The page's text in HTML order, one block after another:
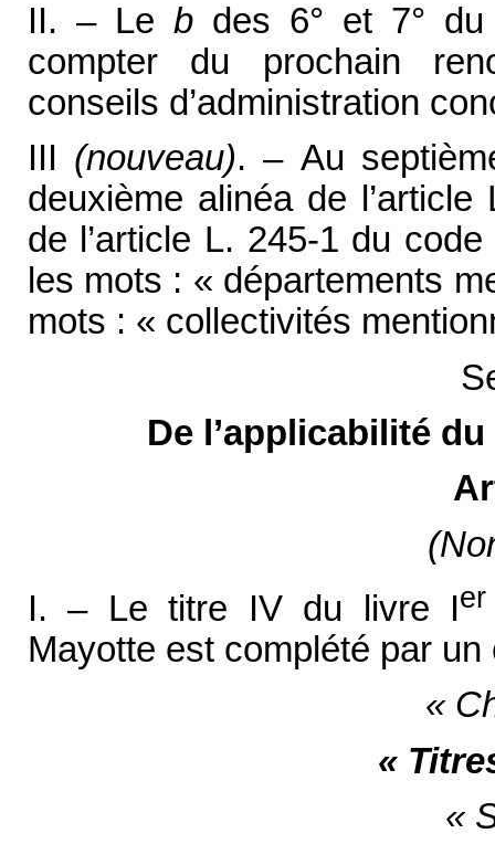
II. – Le bdes 6° et 7° du
compter du prochain
conseils d’administration
III (nouveau). – Au
deuxième alinéa de
de l’article L. 245-1 du
les mots : « départements
mots : « collectivités
De l’applicabilité
I. – Le titre IV du livre Ier
Mayotte est complété par
«
«
«